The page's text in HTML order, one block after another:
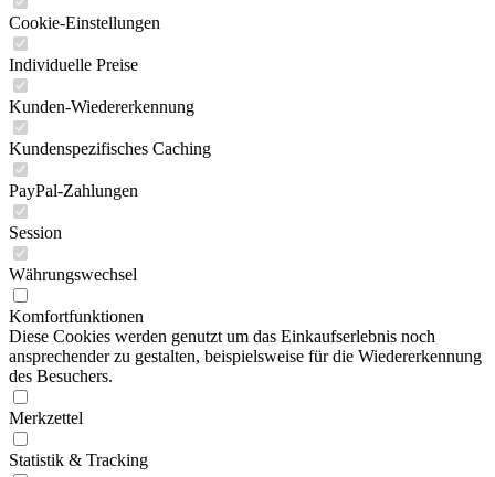
Cookie-Einstellungen
Individuelle Preise
Kunden-Wiedererkennung
Kundenspezifisches Caching
PayPal-Zahlungen
Session
Währungswechsel
Komfortfunktionen
Diese Cookies werden genutzt um das Einkaufserlebnis noch
ansprechender zu gestalten, beispielsweise für die Wiedererkennung
des Besuchers.
Merkzettel
Statistik & Tracking